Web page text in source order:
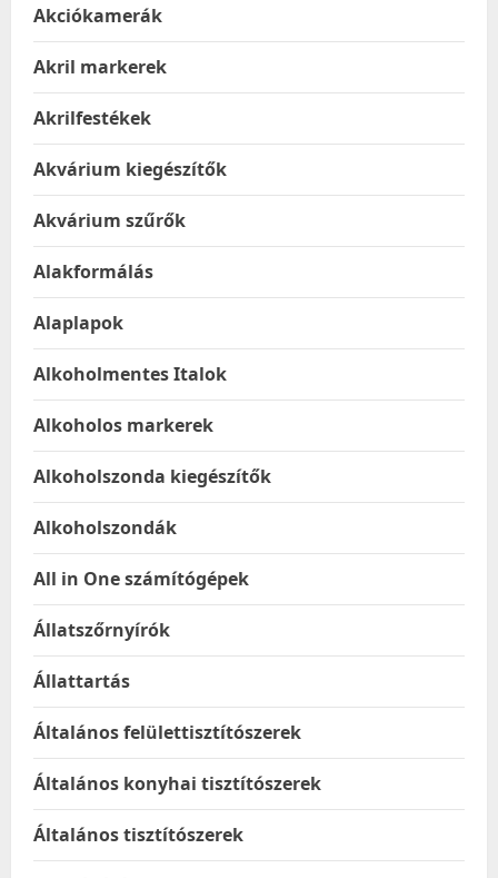
Akciókamerák
Akril markerek
Akrilfestékek
Akvárium kiegészítők
Akvárium szűrők
Alakformálás
Alaplapok
Alkoholmentes Italok
Alkoholos markerek
Alkoholszonda kiegészítők
Alkoholszondák
All in One számítógépek
Állatszőrnyírók
Állattartás
Általános felülettisztítószerek
Általános konyhai tisztítószerek
Általános tisztítószerek